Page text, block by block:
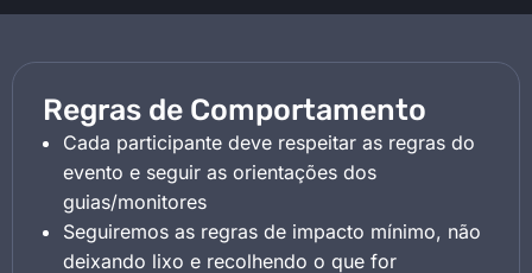
Regras de Comportamento
Cada participante deve respeitar as regras do
evento e seguir as orientações dos
guias/monitores
Seguiremos as regras de impacto mínimo, não
deixando lixo e recolhendo o que for